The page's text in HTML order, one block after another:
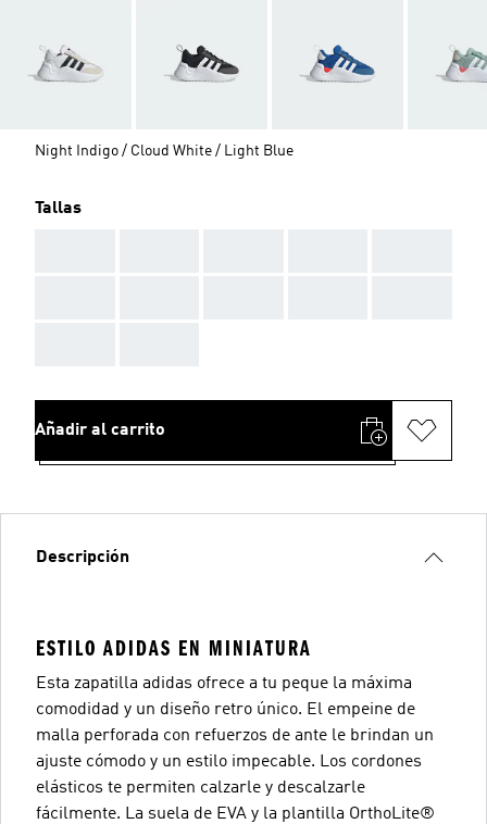
Night Indigo / Cloud White / Light Blue
Tallas
Añadir al carrito
Descripción
ESTILO ADIDAS EN MINIATURA
Esta zapatilla adidas ofrece a tu peque la máxima
comodidad y un diseño retro único. El empeine de
malla perforada con refuerzos de ante le brindan un
ajuste cómodo y un estilo impecable. Los cordones
elásticos te permiten calzarle y descalzarle
fácilmente. La suela de EVA y la plantilla OrthoLite®